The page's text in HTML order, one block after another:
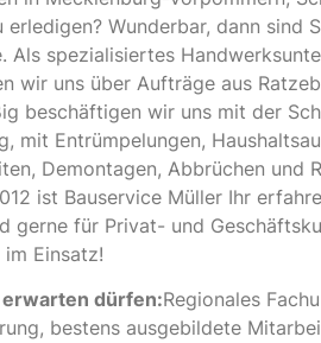
Wunderbar, dann sind
Als spezialisiertes
wir uns über Aufträge aus
beschäftigen wir uns mit der
mit Entrümpelungen,
Demontagen, Abbrüchen und
ist Bauservice Müller Ihr
gerne für Privat- und
Einsatz!
erwarten dürfen:Regionales
bestens ausgebildete